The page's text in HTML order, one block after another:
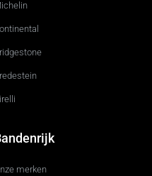
merken